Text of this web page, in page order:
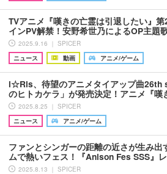
TVアニメ『嘆きの亡霊は引退したい』第
インPV解禁！安野希世乃によるOP主
2025.9.16 ｜ SPICER
ニュース
動画 アニメ/ゲーム
i☆Ris、待望のアニメタイアップ曲26th
のヒトカケラ」が発売決定！アニメ『
2025.8.25 ｜ SPICER
ニュース
アニメ/ゲーム
ファンとシンガーの距離の近さが生み出
ムで熱いフェス！『Anison Fes SSS』
2025.8.13 ｜ SPICER